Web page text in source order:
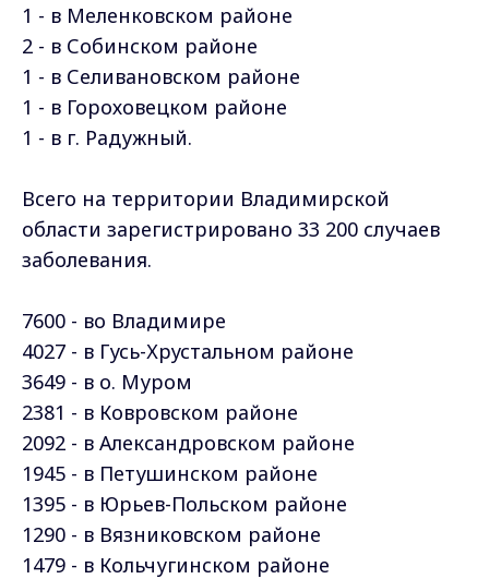
1 - в Меленковском районе
2 - в Собинском районе
1 - в Селивановском районе
1 - в Гороховецком районе
1 - в г. Радужный.
Всего на территории Владимирской
области зарегистрировано 33 200 случаев
заболевания.
7600 - во Владимире
4027 - в Гусь-Хрустальном районе
3649 - в о. Муром
2381 - в Ковровском районе
2092 - в Александровском районе
1945 - в Петушинском районе
1395 - в Юрьев-Польском районе
1290 - в Вязниковском районе
1479 - в Кольчугинском районе